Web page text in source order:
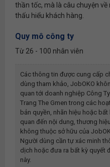
thần tốc, mà là câu chuyện
thấu hiểu khách hàng.
Quy mô công ty
Từ 26 - 100 nhân viên
Các thông tin được cung cấp
dùng tham khảo, JobOKO
quan tới doanh nghiệp Công
Trang The Gmen trong các
bản quyền, nhãn hiệu hoặc
quan đến nội dung, thương
không thuộc sở hữu của
Người dùng cần tự xác minh
dịch hoặc đưa ra bất kỳ quyết
này.